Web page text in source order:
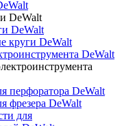
DeWalt
DeWalt
круги DeWalt
DeWalt
перфоратора DeWalt
фрезера DeWalt
для